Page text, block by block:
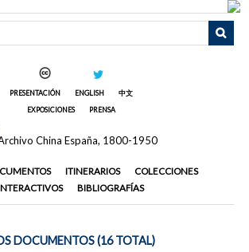
PRESENTACIÓN ENGLISH
中文
EXPOSICIONES
PRENSA
ITINERARIOS
COLECCIONES
BIBLIOGRAFÍAS
DOCUMENTOS (16 TOTAL)